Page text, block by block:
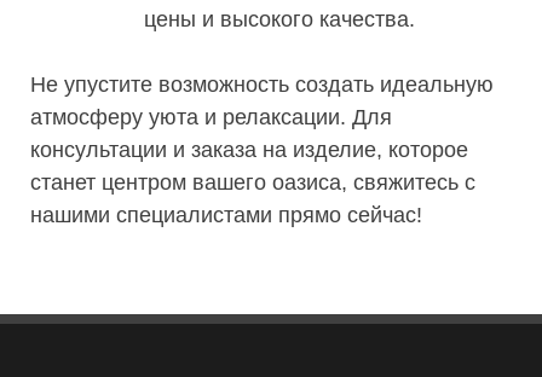
цены и высокого качества.
Не упустите возможность создать идеальную
атмосферу уюта и релаксации. Для
консультации и заказа на изделие, которое
станет центром вашего оазиса, свяжитесь с
нашими специалистами прямо сейчас!